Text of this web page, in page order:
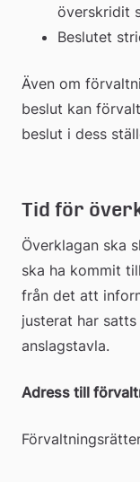
överskridit
Beslutet
Även om
beslut kan
beslut i dess
Tid för
Överklagan ska
ska ha kommit
från det att
justerat har
anslagstavla.
Adress till